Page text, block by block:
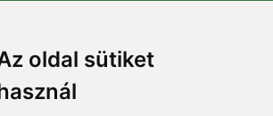
oldal sütiket
ingyenesen
a következő összeg felett: 80 EUR
és visszaküldés
napon belül bármikor visszaküldheti vagy